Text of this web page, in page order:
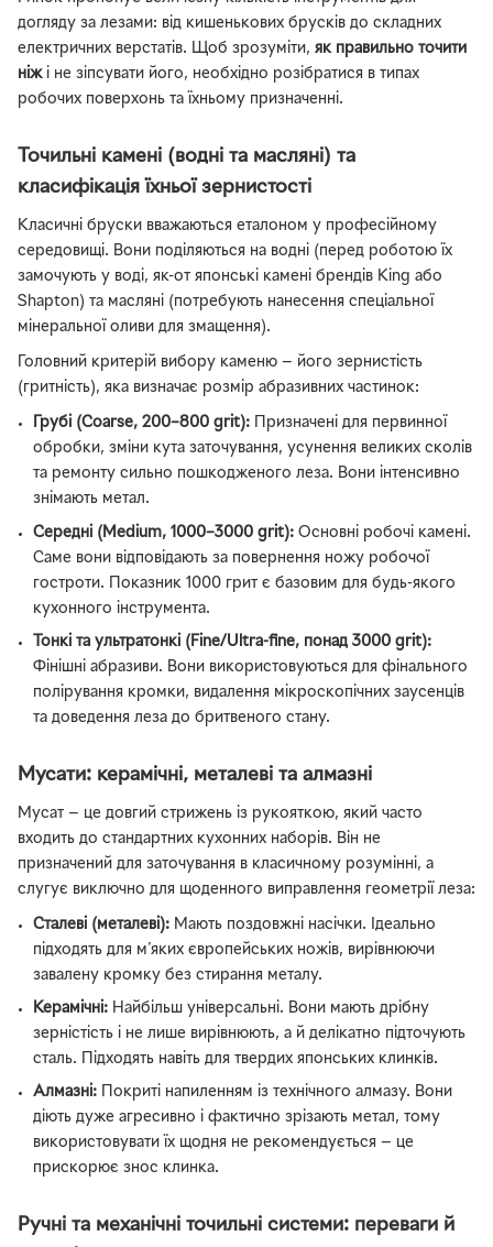
догляду за лезами: від кишенькових брусків до складних
електричних верстатів. Щоб зрозуміти, як правильно точити
ніжі не зіпсувати його, необхідно розібратися в типах
робочих поверхонь та їхньому призначенні.
Точильні камені (водні та масляні) та
класифікація їхньої зернистості
Класичні бруски вважаються еталоном у професійному
середовищі. Вони поділяються на водні (перед роботою їх
замочують у воді, як-от японські камені брендів King або
Shapton) та масляні (потребують нанесення спеціальної
мінеральної оливи для змащення).
Головний критерій вибору каменю — його зернистість
(гритність), яка визначає розмір абразивних частинок:
Грубі (Coarse, 200–800 grit): Призначені для первинної
обробки, зміни кута заточування, усунення великих сколів
та ремонту сильно пошкодженого леза. Вони інтенсивно
знімають метал.
Середні (Medium, 1000–3000 grit): Основні робочі камені.
Саме вони відповідають за повернення ножу робочої
гостроти. Показник 1000 грит є базовим для будь-якого
кухонного інструмента.
Тонкі та ультратонкі (Fine/Ultra-fine, понад 3000 grit):
Фінішні абразиви. Вони використовуються для фінального
полірування кромки, видалення мікроскопічних заусенців
та доведення леза до бритвеного стану.
Мусати: керамічні, металеві та алмазні
Мусат — це довгий стрижень із рукояткою, який часто
входить до стандартних кухонних наборів. Він не
призначений для заточування в класичному розумінні, а
слугує виключно для щоденного виправлення геометрії леза:
Сталеві (металеві): Мають поздовжні насічки. Ідеально
підходять для м'яких європейських ножів, вирівнюючи
завалену кромку без стирання металу.
Керамічні: Найбільш універсальні. Вони мають дрібну
зерністість і не лише вирівнюють, а й делікатно підточують
сталь. Підходять навіть для твердих японських клинків.
Алмазні: Покриті напиленням із технічного алмазу. Вони
діють дуже агресивно і фактично зрізають метал, тому
використовувати їх щодня не рекомендується — це
прискорює знос клинка.
Ручні та механічні точильні системи: переваги й